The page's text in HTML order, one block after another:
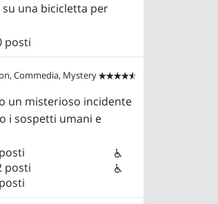
su una bicicletta per
posti
Commedia, Mystery 

un misterioso incidente
i sospetti umani e
posti